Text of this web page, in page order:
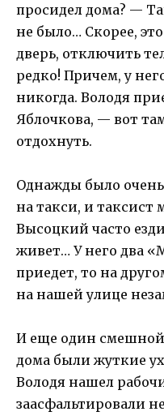
просидел дома? —
не было… Скорее,
дверь, отключить
редко! Причем, у
никогда. Володя
Яблочкова, — вот
отдохнуть.
Однажды было
на такси, и таксист
Высоцкий часто
живет… У него два
приедет, то на
на нашей улице
И еще один
дома были жуткие
Володя нашел
заасфальтировали